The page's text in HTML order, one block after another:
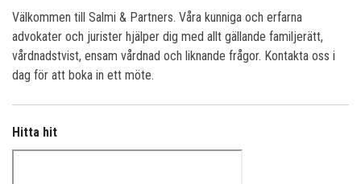
Välkommen till Salmi & Partners. Våra kunniga och erfarna
advokater och jurister hjälper dig med allt gällande familjerätt,
vårdnadstvist, ensam vårdnad och liknande frågor. Kontakta oss i
dag för att boka in ett möte.
Hitta hit